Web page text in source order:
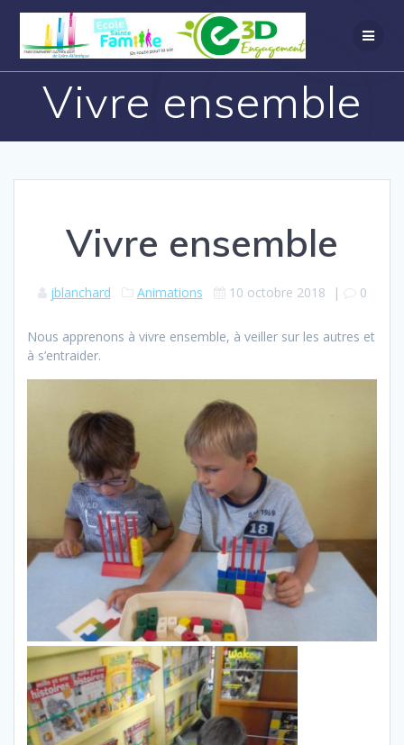
Vivre ensemble
Vivre ensemble
jblanchard Animations 10 octobre 2018 | 0
Nous apprenons à vivre ensemble, à veiller sur les autres et
à s’entraider.